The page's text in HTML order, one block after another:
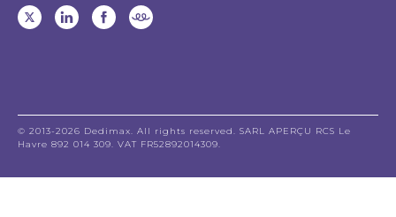
© 2013-2026 Dedimax. All rights reserved. SARL APERÇU RCS Le
Havre 892 014 309. VAT FR52892014309.